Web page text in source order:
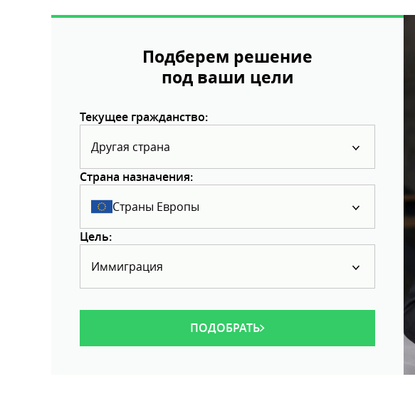
Подберем решение
под ваши цели
Текущее гражданство:
Другая страна
Страна назначения:
Страны Европы
Цель:
Иммиграция
ПОДОБРАТЬ